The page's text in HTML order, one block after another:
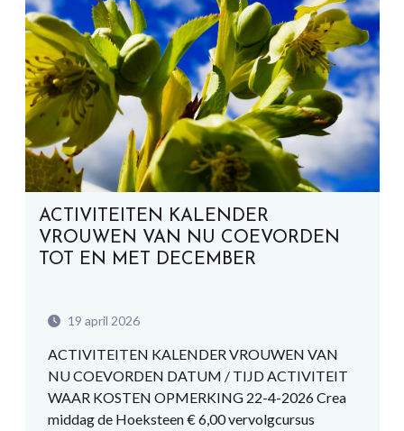
ACTIVITEITEN KALENDER
VROUWEN VAN NU COEVORDEN
TOT EN MET DECEMBER
19 april 2026
ACTIVITEITEN KALENDER VROUWEN VAN
NU COEVORDEN DATUM / TIJD ACTIVITEIT
WAAR KOSTEN OPMERKING 22-4-2026 Crea
middag de Hoeksteen € 6,00 vervolgcursus